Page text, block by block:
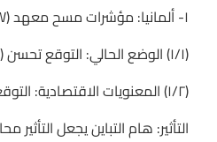
١- ألمانيا: مؤشرات مسح معهد (ZEW) للثقة :
(١/١) الوضع الحالي: التوقع تحسن (٥٥.٥٠) نقطة من السابق (٥٥.١٠) نقطة.
(١/٢) المعنويات الاقتصادية: التوقع انخفاض الي (٤.٠٠) من السابق (٥.٠٠).
التأثير: هام التباين يجعل التأثير